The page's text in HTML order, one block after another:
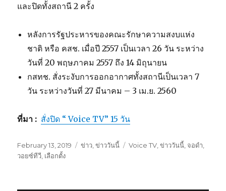
และปิดทั้งสถานี 2 ครั้ง
หลังการรัฐประหารของคณะรักษาความสงบแห่ง
ชาติ หรือ คสช. เมื่อปี 2557 เป็นเวลา 26 วัน ระหว่าง
วันที่ 20 พฤษภาคม 2557 ถึง 14 มิถุนายน
กสทช. สั่งระงับการออกอากาศทั้งสถานีเป็นเวลา 7
วัน ระหว่างวันที่ 27 มีนาคม – 3 เม.ย. 2560
ที่มา : สั่งปิด “ Voice TV” 15 วัน
Posted
on
February 13, 2019 Categories
ข่าว ,ข่าววันนี้ Tags
Voice TV ,ข่าววันนี้ จอดำ
วอยซ์ทีวี เลือกตั้ง